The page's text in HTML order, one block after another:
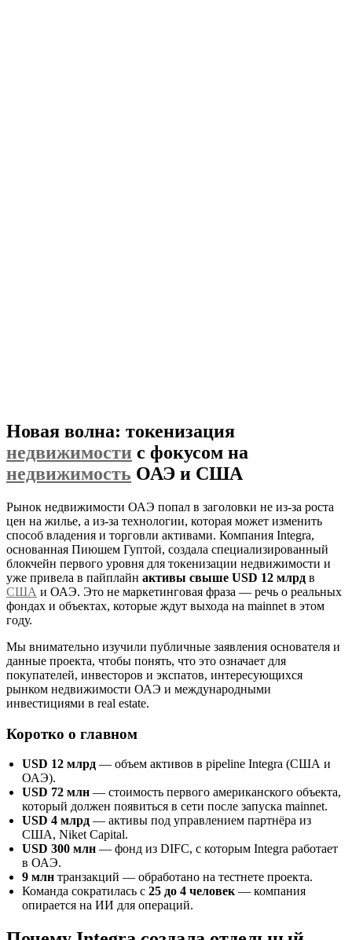
Новая волна: токенизация
недвижимости с фокусом на
недвижимость ОАЭ и США
Рынок недвижимости ОАЭ попал в заголовки не из-за роста
цен на жилье, а из-за технологии, которая может изменить
способ владения и торговли активами. Компания Integra,
основанная Пиюшем Гуптой, создала специализированный
блокчейн первого уровня для токенизации недвижимости и
уже привела в пайплайн активы свыше USD 12 млрд в
США и ОАЭ. Это не маркетинговая фраза — речь о реальных
фондах и объектах, которые ждут выхода на mainnet в этом
году.
Мы внимательно изучили публичные заявления основателя и
данные проекта, чтобы понять, что это означает для
покупателей, инвесторов и экспатов, интересующихся
рынком недвижимости ОАЭ и международными
инвестициями в real estate.
Коротко о главном
USD 12 млрд — объем активов в pipeline Integra (США и
ОАЭ).
USD 72 млн — стоимость первого американского объекта,
который должен появиться в сети после запуска mainnet.
USD 4 млрд — активы под управлением партнёра из
США, Niket Capital.
USD 300 млн — фонд из DIFC, с которым Integra работает
в ОАЭ.
9 млн транзакций — обработано на тестнете проекта.
Команда сократилась c 25 до 4 человек — компания
опирается на ИИ для операций.